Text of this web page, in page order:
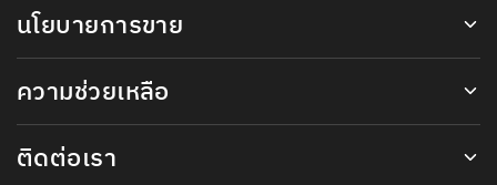
นโยบายการขาย
ความช่วยเหลือ
ติดต่อเรา